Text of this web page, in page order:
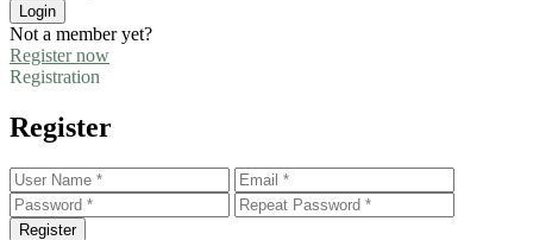
Login
Not a member yet?
Register now
Registration
Register
Register